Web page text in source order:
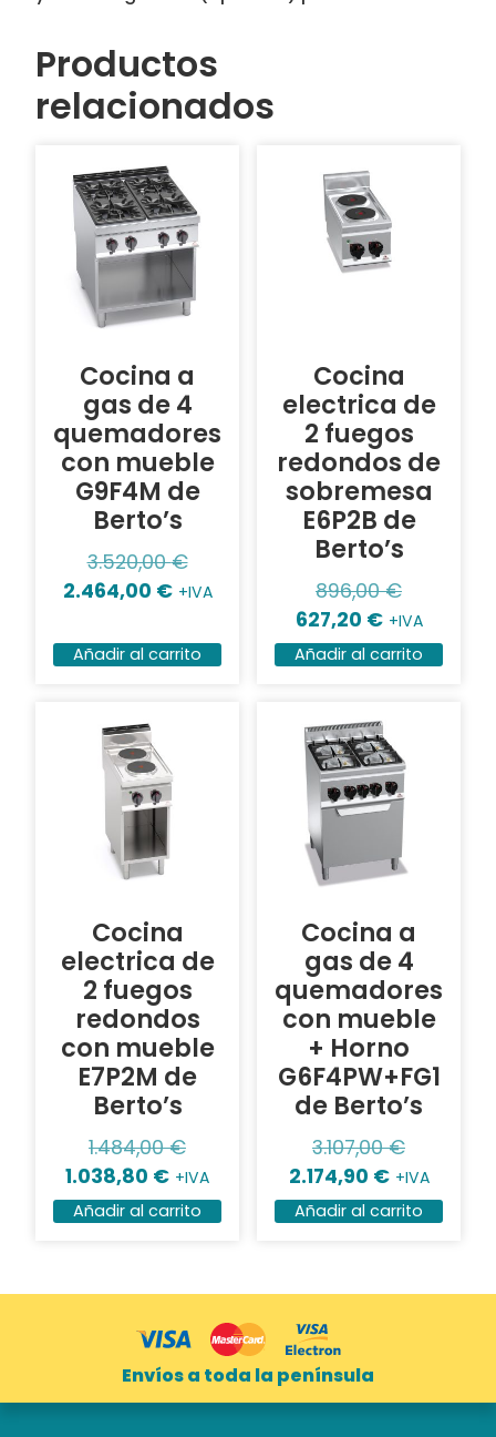
Productos
relacionados
Cocina a
gas de 4
quemadores
con mueble
G9F4M de
Berto’s
3.520,00€
2.464,00 € +IVA
Añadir al carrito
Cocina
electrica de
2 fuegos
redondos de
sobremesa
E6P2B de
Berto’s
896,00€
627,20 € +IVA
Añadir al carrito
Cocina
electrica de
2 fuegos
redondos
con mueble
E7P2M de
Berto’s
1.484,00€
1.038,80 € +IVA
Añadir al carrito
Cocina a
gas de 4
quemadores
con mueble
+ Horno
G6F4PW+FG1
de Berto’s
3.107,00€
2.174,90 € +IVA
Añadir al carrito
Envíos a toda la península